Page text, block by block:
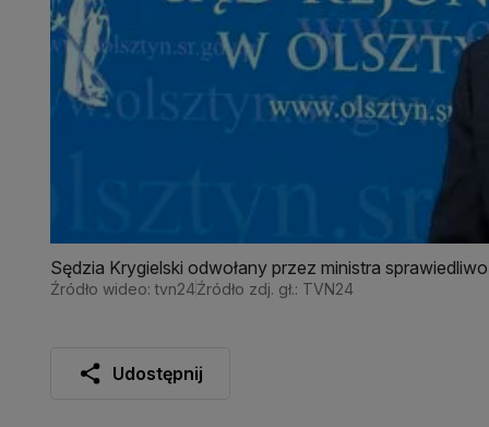
Sędzia Krygielski odwołany przez ministra
Źródło wideo: tvn24Źródło zdj. gł.: TVN24
Udostępnij